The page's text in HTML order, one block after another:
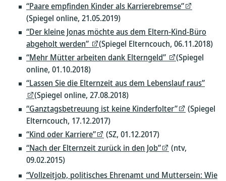
“Paare empfinden Kinder als Karrierebremse”
(Spiegel online, 21.05.2019)
“Der kleine Jonas möchte aus dem Eltern-Kind-Büro
abgeholt werden”
(Spiegel Elterncouch, 06.11.2018)
“Mehr Mütter arbeiten dank Elterngeld”
(Spiegel
online, 01.10.2018)
“Lassen Sie die Elternzeit aus dem Lebenslauf raus”
(Spiegel online, 27.08.2018)
“Ganztagsbetreuung ist keine Kinderfolter”
(Spiegel
Elterncouch, 17.12.2017)
“Kind oder Karriere”
(SZ, 01.12.2017)
“Nach der Elternzeit zurück in den Job”
(ntv,
09.02.2015)
“Vollzeitjob, politisches Ehrenamt und Muttersein: Wie